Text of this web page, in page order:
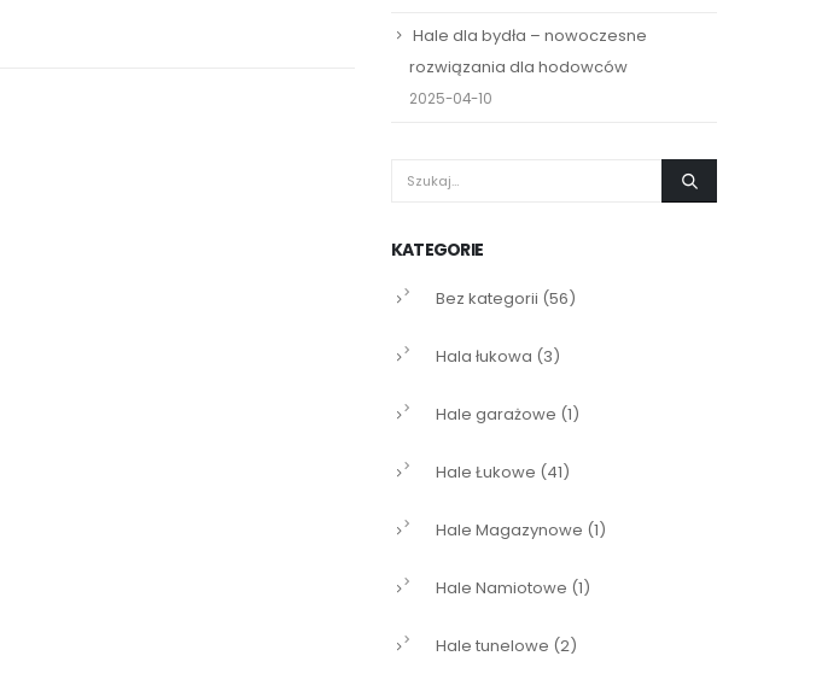
Hale dla bydła – nowoczesne
rozwiązania dla hodowców
2025-04-10
KATEGORIE
Bez kategorii (56)
Hala łukowa (3)
Hale garażowe (1)
Hale Łukowe (41)
Hale Magazynowe (1)
Hale Namiotowe (1)
Hale tunelowe (2)